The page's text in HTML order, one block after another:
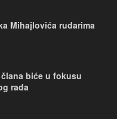
Mihajlovića rudarima
biće u fokusu
rada